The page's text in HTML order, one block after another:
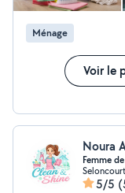
Ménage
Voir le
Noura
Femme
5/5